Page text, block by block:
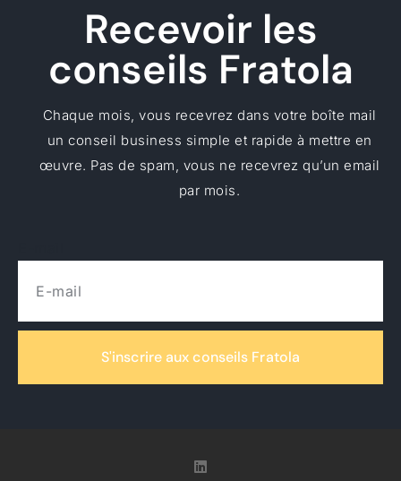
Recevoir les
conseils Fratola
Chaque mois, vous recevrez dans votre boîte mail
un conseil business simple et rapide à mettre en
œuvre. Pas de spam, vous ne recevrez qu’un email
par mois.
S'inscrire aux conseils Fratola